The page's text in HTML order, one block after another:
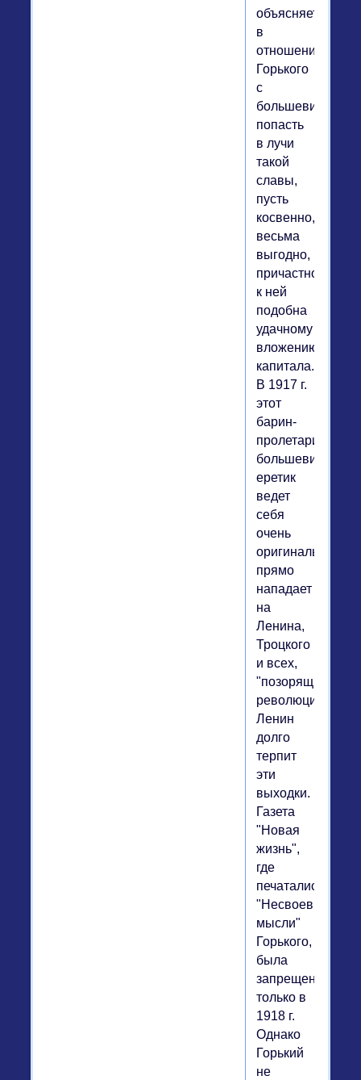
объясняет
в
отношениях
Горького
с
большевиками:
попасть
в лучи
такой
славы,
пусть
косвенно,
весьма
выгодно,
причастность
к ней
подобна
удачному
вложению
капитала.
В 1917 г.
этот
барин-
пролетарий-
большевик-
еретик
ведет
себя
очень
оригинально:
прямо
нападает
на
Ленина,
Троцкого
и всех,
"позорящих
революцию".
Ленин
долго
терпит
эти
выходки.
Газета
"Новая
жизнь",
где
печатались
мысли"
Горького,
была
запрещена
только в
1918 г.
Однако
Горький
не